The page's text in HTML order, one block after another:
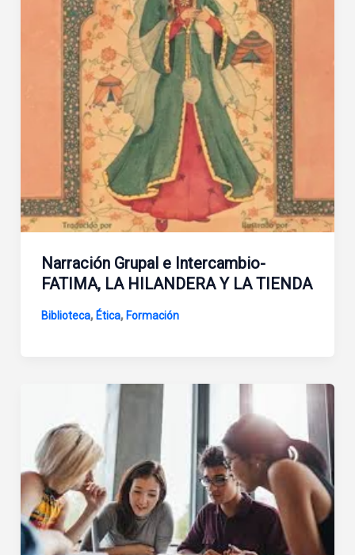
Narración Grupal e Intercambio-
FATIMA, LA HILANDERA Y LA TIENDA
Biblioteca, Ética, Formación